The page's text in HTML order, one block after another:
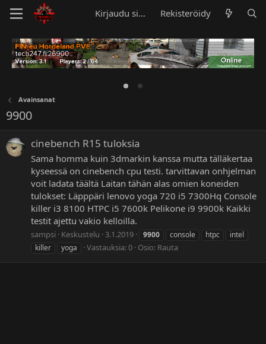
Kirjaudu sisään Rekisteröidy
Avainsanat
9900
cinebench R15 tuloksia
Sama homma kuin 3dmarkin kanssa mutta tälläkertaa
kyseessä on cinebench cpu testi. tarvittavan onhjelman
voit ladata täältä Laitan tähän alas omien koneiden
tulokset: Läpppäri lenovo yoga 720 i5 7300Hq Console
killer i3 8100 HTPC i5 7600k Pelikone i9 9900k Kaikki
testit ajettu vakio kelloilla.
sampsi Keskustelu 3.1.2019 9900 console htpc
intel
killer
yoga Vastauksia: 0 Osio: Rauta